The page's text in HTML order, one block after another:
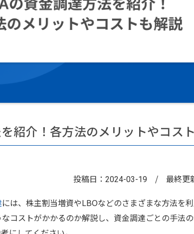
紹介！各方法のメリットやコス
投稿日： 2024-03-19 / 最終更
には、株主割当増資やLBOなどのさまざまな方法を
コストがかかるのか解説し、資金調達ごとの手法